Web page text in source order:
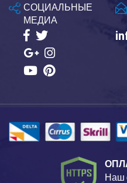
СОЦИАЛЬНЫЕ
МЕДИА
Наш